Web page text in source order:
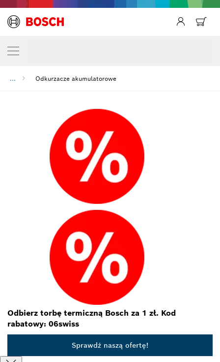
... Odkurzacze akumulatorowe
Odbierz torbę termiczną Bosch za 1 zł. Kod
rabatowy: 06swiss
Sprawdź naszą ofertę!